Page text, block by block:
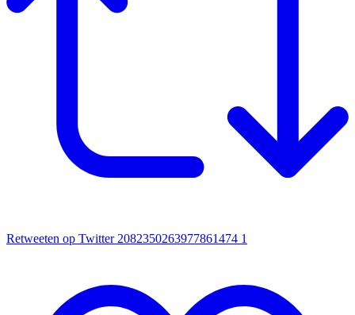
Retweeten op Twitter 2082350263977861474 1